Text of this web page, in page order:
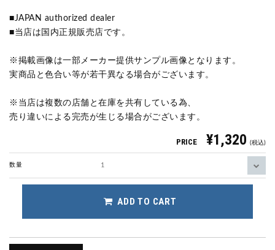
■JAPAN authorized dealer
■当店は国内正規販売店です。
※掲載画像は一部メーカー提供サンプル画像となります。
実商品と色合い等が若干異なる場合がございます。
※当店は複数の店舗と在庫を共有している為、
売り違いによる完売が生じる場合がございます。
PRICE ¥1,320 (税込)
数量
ADD TO CART